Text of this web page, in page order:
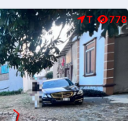
T 778